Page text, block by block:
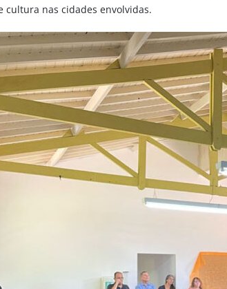
cultura nas cidades envolvidas.